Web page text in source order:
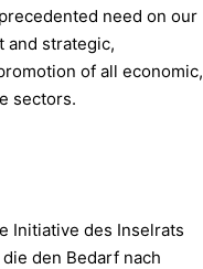
need on our
and strategic,
of all economic,
sectors.
Initiative des Inselrats
den Bedarf nach